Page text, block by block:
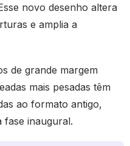
novo desenho altera
e amplia a
de grande margem
mais pesadas têm
ao formato antigo,
fase inaugural.